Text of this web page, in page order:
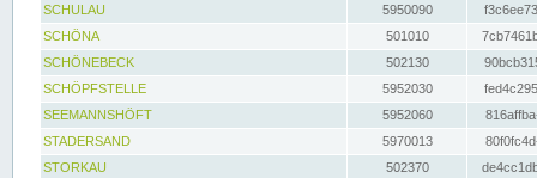
SCHULAU
5950090
SCHÖNA
501010
SCHÖNEBECK
502130
SCHÖPFSTELLE
5952030
SEEMANNSHÖFT
5952060
STADERSAND
5970013
STORKAU
502370